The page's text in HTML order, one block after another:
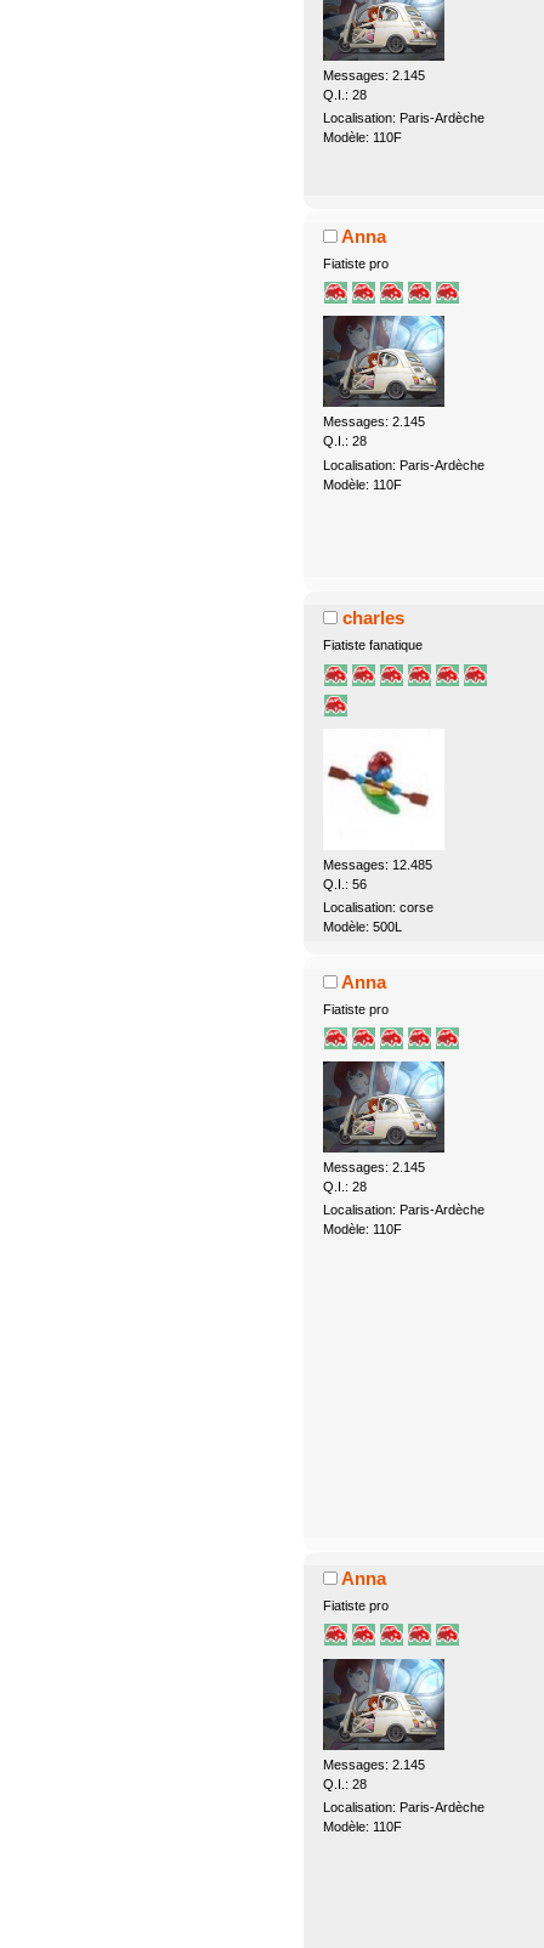
Messages: 2.145
Q.I.: 28
Localisation: Paris-Ardèche
Modèle: 110F
Anna
Fiatiste pro
Messages: 2.145
Q.I.: 28
Localisation: Paris-Ardèche
Modèle: 110F
charles
Fiatiste fanatique
Messages: 12.485
Q.I.: 56
Localisation: corse
Modèle: 500L
Anna
Fiatiste pro
Messages: 2.145
Q.I.: 28
Localisation: Paris-Ardèche
Modèle: 110F
Anna
Fiatiste pro
Messages: 2.145
Q.I.: 28
Localisation: Paris-Ardèche
Modèle: 110F